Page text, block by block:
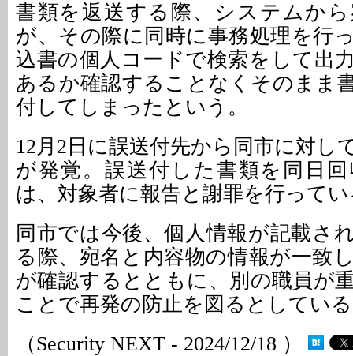
書類を返送する際、システムか
が、その際に同時に事務処理を行
込書の個人コードで検索をして出
あるか確認することなくそのまま
付してしまったという。
12月2日に誤送付先から同市に対し
が発覚。誤送付した書類を同日
は、対象者に報告と謝罪を行って
同市では今後、個人情報が記載さ
る際、宛名と内容物の情報が一致
が確認するとともに、別の職員が
ことで再発の防止を図るとしてい
（Security NEXT - 2024/12/18 ）